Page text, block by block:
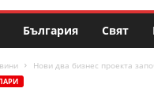
България Свят
Нови два бизнес проекта